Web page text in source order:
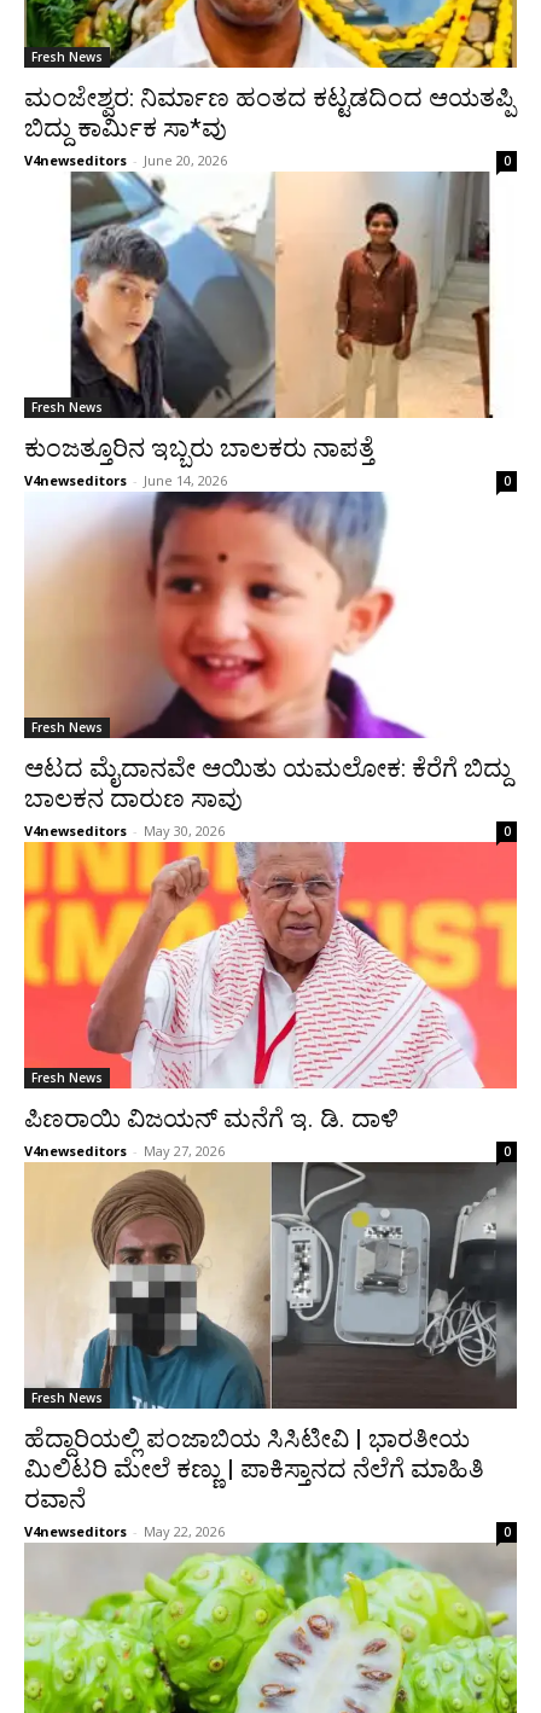
Fresh News
ಮಂಜೇಶ್ವರ: ನಿರ್ಮಾಣ ಹಂತದ ಕಟ್ಟಡದಿಂದ ಆಯತಪ್ಪಿ
ಬಿದ್ದು ಕಾರ್ಮಿಕ ಸಾ*ವು
V4newseditors - June 20, 2026 0
Fresh News
ಕುಂಜತ್ತೂರಿನ ಇಬ್ಬರು ಬಾಲಕರು ನಾಪತ್ತೆ
V4newseditors - June 14, 2026 0
Fresh News
ಆಟದ ಮೈದಾನವೇ ಆಯಿತು ಯಮಲೋಕ: ಕೆರೆಗೆ ಬಿದ್ದು
ಬಾಲಕನ ದಾರುಣ ಸಾವು
V4newseditors - May 30, 2026 0
Fresh News
ಪಿಣರಾಯಿ ವಿಜಯನ್ ಮನೆಗೆ ಇ. ಡಿ. ದಾಳಿ
V4newseditors - May 27, 2026 0
Fresh News
ಹೆದ್ದಾರಿಯಲ್ಲಿ ಪಂಜಾಬಿಯ ಸಿಸಿಟೀವಿ | ಭಾರತೀಯ
ಮಿಲಿಟರಿ ಮೇಲೆ ಕಣ್ಣು | ಪಾಕಿಸ್ತಾನದ ನೆಲೆಗೆ ಮಾಹಿತಿ
ರವಾನೆ
V4newseditors - May 22, 2026 0